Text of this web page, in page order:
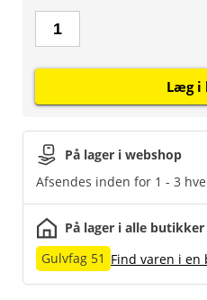
På lager i webshop
Afsendes inden for 1 - 3
På lager i alle butikker
Gulvfag 51 Find varen i
Læg i